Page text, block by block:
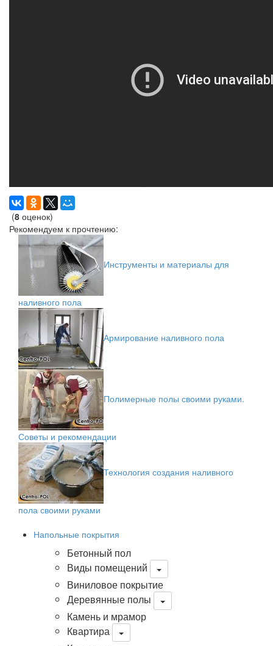
(8 оценок)
Рекомендуем к прочтению:
Инструменты и материалы для
наливного пола
Армирование наливного пола
Полимерные полы своими руками.
Советы и рекомендации
Технология создания наливного
пола своими руками
Напольные покрытия
Бетонный пол
Виды помещений
Виниловое покрытие
Деревянные полы
Камень и мрамор
Квартира